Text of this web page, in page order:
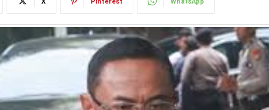
X Pinterest WhatsApp